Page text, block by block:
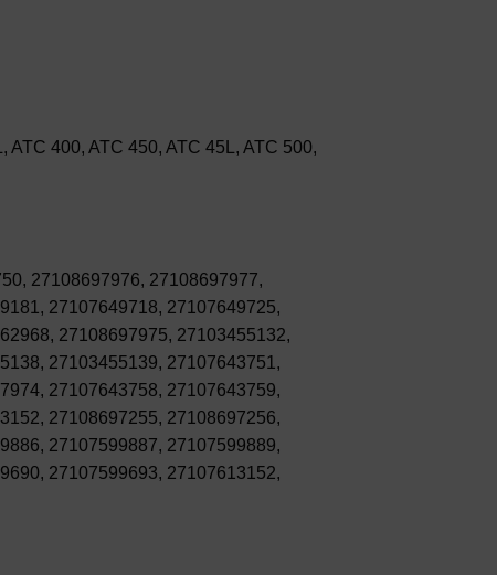
400, ATC 450, ATC 45L, ATC 500,
27108697976, 27108697977,
27107649718, 27107649725,
27108697975, 27103455132,
27103455139, 27107643751,
27107643758, 27107643759,
27108697255, 27108697256,
27107599887, 27107599889,
27107599693, 27107613152,